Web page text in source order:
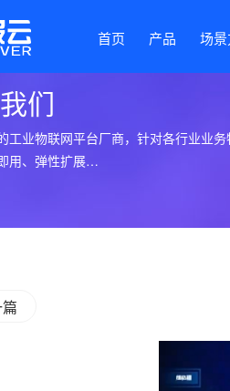
首页 产品 场
们
工业物联网平台厂商，针对各行业业
用、弹性扩展…